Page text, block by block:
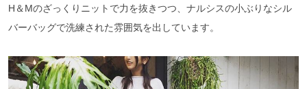
H＆Mのざっくりニットで力を抜きつつ、ナルシスの小ぶりなシル
バーバッグで洗練された雰囲気を出しています。